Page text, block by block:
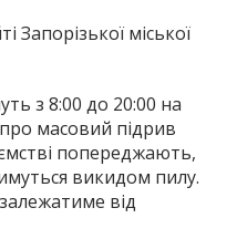
Запорізької міської
з 8:00 до 20:00 на
про масовий підрив
попереджають,
викидом пилу.
від